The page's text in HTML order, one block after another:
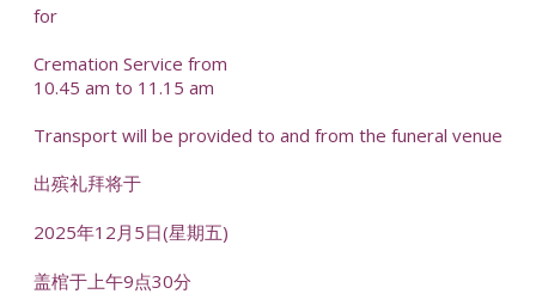
for
Cremation Service from
10.45 am to 11.15 am
Transport will be provided to and from the funeral venue
出殡礼拜将于
2025年12月5日(星期五)
盖棺于上午9点30分